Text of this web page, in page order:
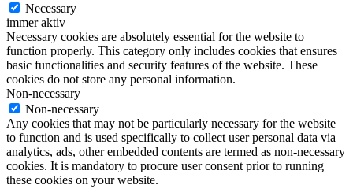
Necessary
immer aktiv
Necessary cookies are absolutely essential for the website to
function properly. This category only includes cookies that ensures
basic functionalities and security features of the website. These
cookies do not store any personal information.
Non-necessary
Non-necessary
Any cookies that may not be particularly necessary for the website
to function and is used specifically to collect user personal data via
analytics, ads, other embedded contents are termed as non-necessary
cookies. It is mandatory to procure user consent prior to running
these cookies on your website.